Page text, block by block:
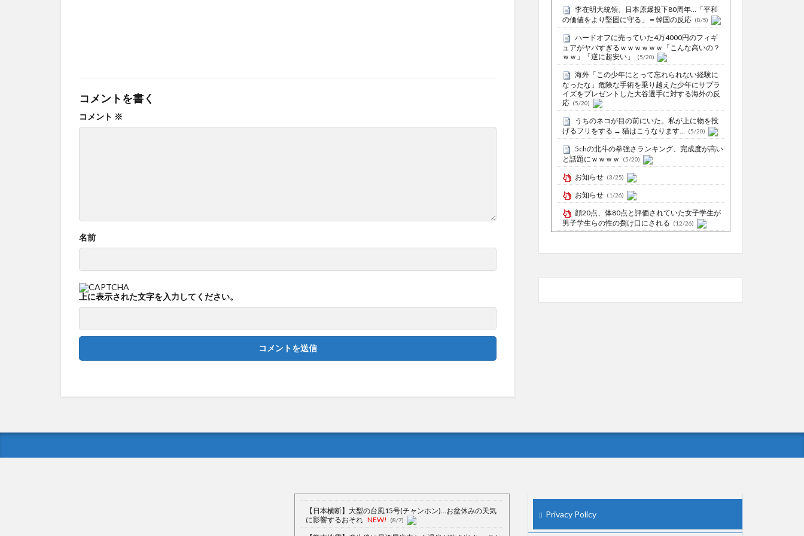
コメントを書く
コメント ※
名前
上に表示された文字を入力してください。
李在明大統領、日本原爆投下80周年…「平和
の価値をより堅固に守る」＝韓国の反応 (8/5)
ハードオフに売っていた4万4000円のフィギ
ュアがヤバすぎるｗｗｗｗｗｗ「こんな高いの？
ｗｗ」「逆に超安い」
(5/20)
海外「この少年にとって忘れられない経験に
なったな」危険な手術を乗り越えた少年にサプラ
イズをプレゼントした大谷選手に対する海外の反
応 (5/20)
うちのネコが目の前にいた。私が上に物を投
げるフリをする → 猫はこうなります…
(5/20)
5chの北斗の拳強さランキング、完成度が高い
と話題にｗｗｗｗ
(5/20)
お知らせ (3/25)
お知らせ (1/26)
顔20点、体80点と評価されていた女子学生が
男子学生らの性の捌け口にされる (12/26)
【日本横断】大型の台風15号(チャンホン)…お盆休みの天気
に影響するおそれ NEW! (8/7)
Privacy Policy